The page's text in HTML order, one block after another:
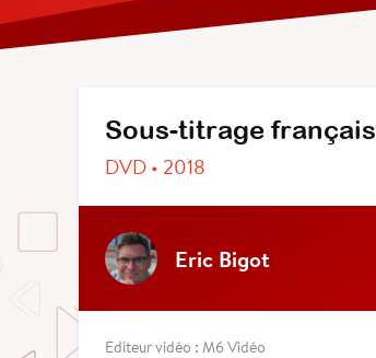
Sous-titrage français
DVD • 2018
Eric Bigot
Editeur vidéo : M6 Vidéo